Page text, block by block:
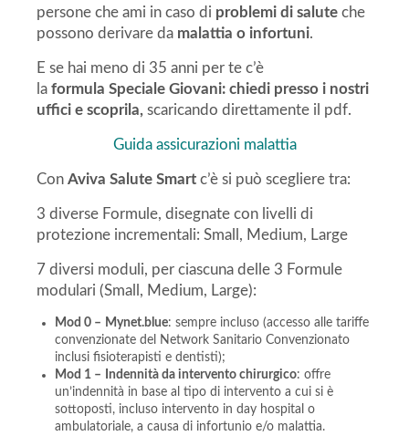
persone che ami in caso di problemi di salute che
possono derivare da malattia o infortuni.
E se hai meno di 35 anni per te c’è
la formula Speciale Giovani: chiedi presso i nostri
uffici e scoprila, scaricando direttamente il pdf.
Guida assicurazioni malattia
Con Aviva Salute Smart c’è si può scegliere tra:
3 diverse Formule, disegnate con livelli di
protezione incrementali: Small, Medium, Large
7 diversi moduli, per ciascuna delle 3 Formule
modulari (Small, Medium, Large):
Mod 0 – Mynet.blue: sempre incluso (accesso alle tariffe
convenzionate del Network Sanitario Convenzionato
inclusi fisioterapisti e dentisti);
Mod 1 –
Indennità da intervento chirurgico: offre
un’indennità in base al tipo di intervento a cui si è
sottoposti, incluso intervento in day hospital o
ambulatoriale, a causa di infortunio e/o malattia.